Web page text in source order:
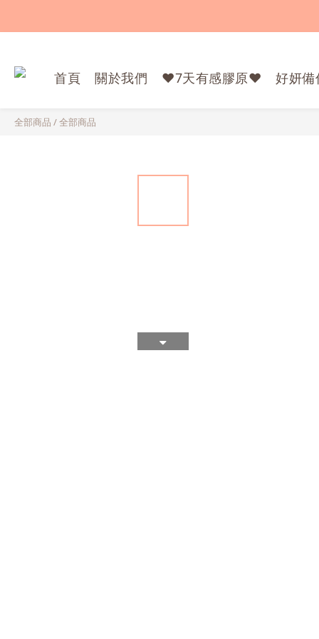
首頁 關於我們 ❤️7天有感膠原❤️ 好妍備
全部商品 /全部商品